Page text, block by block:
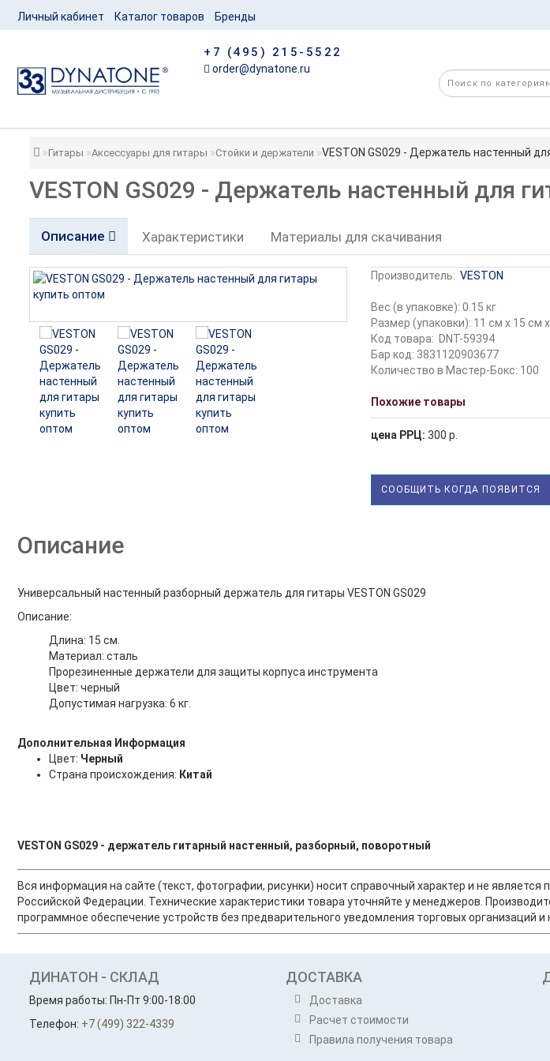
Личный кабинет Каталог товаров Бренды
+7 (495) 215-5522
order@dynatone.ru
Гитары Аксессуары для гитары Стойки и держатели VESTON GS029 - Держатель настенный
VESTON GS029 - Держатель настенный для
Описание Характеристики Материалы для скачивания
Производитель: VESTON
Вес (в упаковке): 0.15 кг
Размер (упаковки): 11 см x 15 см
Код товара: DNT-59394
Бар код: 3831120903677
Количество в Мастер-Бокс: 100
Похожие товары
цена РРЦ: 300 р.
СООБЩИТЬ КОГДА ПОЯВИТСЯ
Описание
Универсальный настенный разборный держатель для гитары VESTON GS029
Описание:
Длина: 15 см.
Материал: сталь
Прорезиненные держатели для защиты корпуса инструмента
Цвет: черный
Допустимая нагрузка: 6 кг.
Дополнительная Информация
Цвет: Черный
Страна происхождения: Китай
VESTON GS029 - держатель гитарный настенный, разборный, поворотный
Вся информация на сайте (текст, фотографии, рисунки) носит справочный характер и не
Российской Федерации. Технические характеристики товара уточняйте у менеджеров.
программное обеспечение устройств без предварительного уведомления торговых организаций и
ДИНАТОН - СКЛАД
Время работы: Пн-Пт 9:00-18:00
Телефон: +7 (499) 322-4339
ДОСТАВКА
Доставка
Расчет стоимости
Правила получения товара